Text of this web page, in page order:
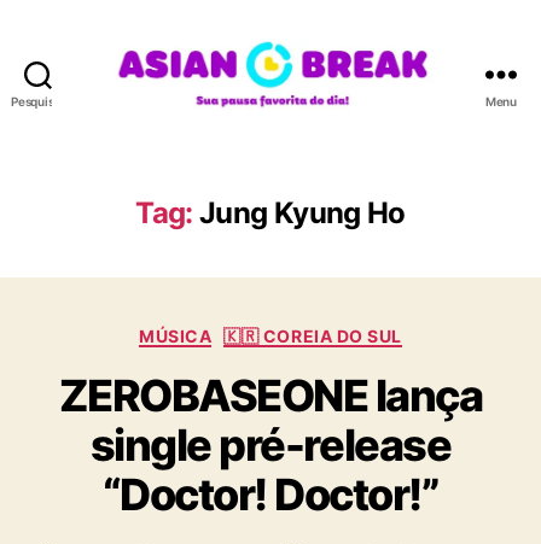
Pesquisar
A
N
R
A
Menu
Tag: Jung Kyung Ho
C
t
e
g
o
MÚSICA 🇰🇷 COREIA DO SUL
ZEROBASEONE lança
single pré-release
“Doctor! Doctor!”